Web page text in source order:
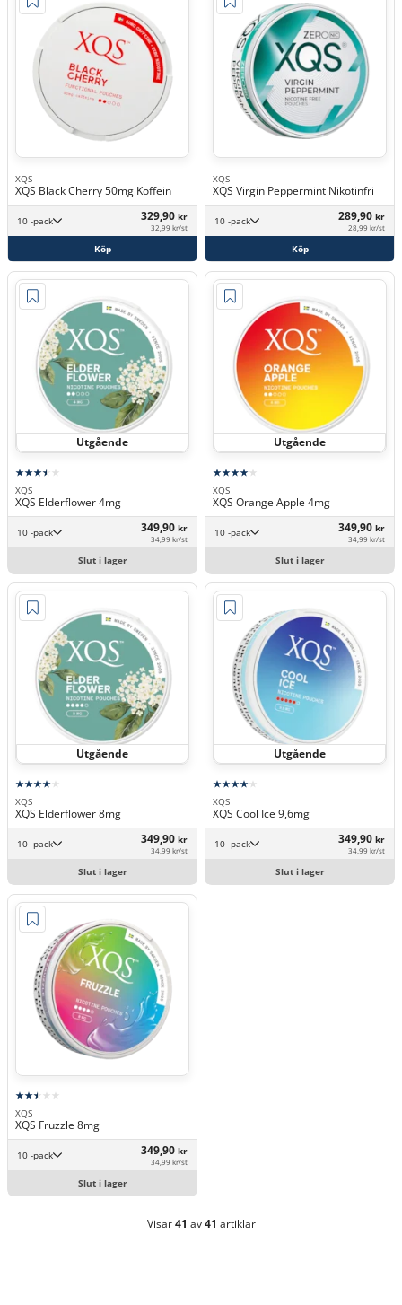
XQS
XQS Black Cherry 50mg Koffein
10 -pack 329,90 kr
32,99 kr/st
Köp
XQS
XQS Virgin Peppermint Nikotinfri
10 -pack 289,90 kr
28,99 kr/st
Köp
Utgående
XQS
XQS Elderflower 4mg
10 -pack 349,90 kr
34,99 kr/st
Slut i lager
Utgående
XQS
XQS Orange Apple 4mg
10 -pack 349,90 kr
34,99 kr/st
Slut i lager
Utgående
XQS
XQS Elderflower 8mg
10 -pack 349,90 kr
34,99 kr/st
Slut i lager
Utgående
XQS
XQS Cool Ice 9,6mg
10 -pack 349,90 kr
34,99 kr/st
Slut i lager
XQS
XQS Fruzzle 8mg
10 -pack 349,90 kr
34,99 kr/st
Slut i lager
Visar41 av41 artiklar